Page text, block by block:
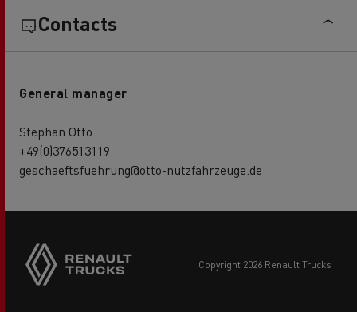
Contacts
General manager
Stephan Otto
+49(0)376513119
geschaeftsfuehrung@otto-nutzfahrzeuge.de
buttons
copyright 2026 Renault Trucks